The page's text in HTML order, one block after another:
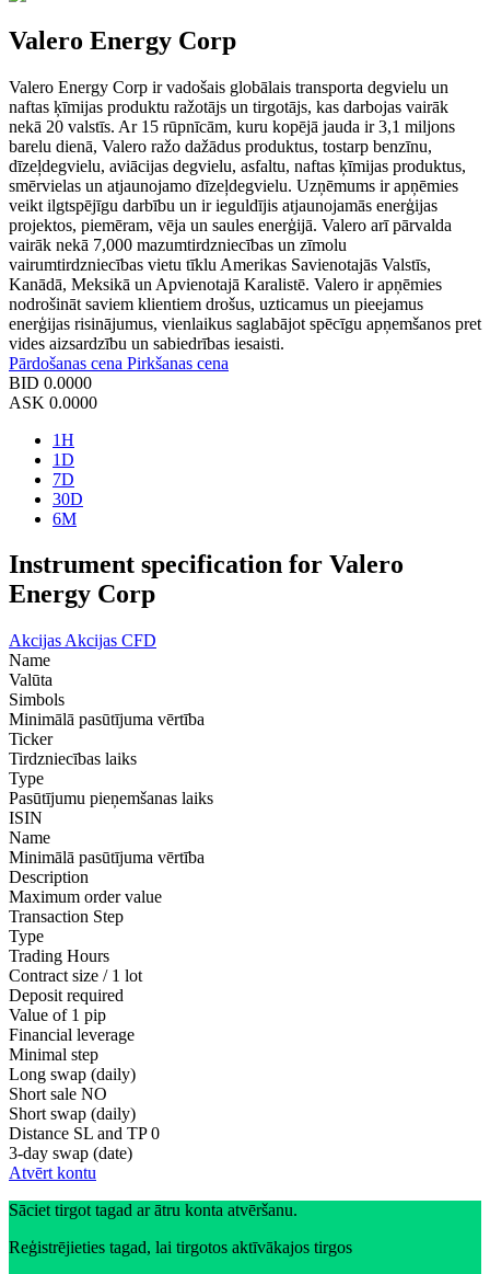
Valero Energy Corp
Valero Energy Corp ir vadošais globālais transporta degvielu un
naftas ķīmijas produktu ražotājs un tirgotājs, kas darbojas vairāk
nekā 20 valstīs. Ar 15 rūpnīcām, kuru kopējā jauda ir 3,1 miljons
barelu dienā, Valero ražo dažādus produktus, tostarp benzīnu,
dīzeļdegvielu, aviācijas degvielu, asfaltu, naftas ķīmijas produktus,
smērvielas un atjaunojamo dīzeļdegvielu. Uzņēmums ir apņēmies
veikt ilgtspējīgu darbību un ir ieguldījis atjaunojamās enerģijas
projektos, piemēram, vēja un saules enerģijā. Valero arī pārvalda
vairāk nekā 7,000 mazumtirdzniecības un zīmolu
vairumtirdzniecības vietu tīklu Amerikas Savienotajās Valstīs,
Kanādā, Meksikā un Apvienotajā Karalistē. Valero ir apņēmies
nodrošināt saviem klientiem drošus, uzticamus un pieejamus
enerģijas risinājumus, vienlaikus saglabājot spēcīgu apņemšanos pret
vides aizsardzību un sabiedrības iesaisti.
Pārdošanas cena Pirkšanas cena
BID 0.0000
ASK 0.0000
1H
1D
7D
30D
6M
Instrument specification for Valero
Energy Corp
Akcijas Akcijas CFD
Name
Valūta
Simbols
Minimālā pasūtījuma vērtība
Ticker
Tirdzniecības laiks
Type
Pasūtījumu pieņemšanas laiks
ISIN
Name
Minimālā pasūtījuma vērtība
Description
Maximum order value
Transaction Step
Type
Trading Hours
Contract size / 1 lot
Deposit required
Value of 1 pip
Financial leverage
Minimal step
Long swap (daily)
Short sale NO
Short swap (daily)
Distance SL and TP 0
3-day swap (date)
Atvērt kontu
Sāciet tirgot tagad ar ātru konta atvēršanu.
Reģistrējieties tagad, lai tirgotos aktīvākajos tirgos